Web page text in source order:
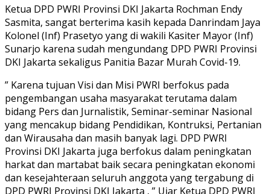
Ketua DPD PWRI Provinsi DKI Jakarta Rochman Endy
Sasmita, sangat berterima kasih kepada Danrindam Jaya
Kolonel (Inf) Prasetyo yang di wakili Kasiter Mayor (Inf)
Sunarjo karena sudah mengundang DPD PWRI Provinsi
DKI Jakarta sekaligus Panitia Bazar Murah Covid-19.
” Karena tujuan Visi dan Misi PWRI berfokus pada
pengembangan usaha masyarakat terutama dalam
bidang Pers dan Jurnalistik, Seminar-seminar Nasional
yang mencakup bidang Pendidikan, Kontruksi, Pertanian
dan Wirausaha dan masih banyak lagi. DPD PWRI
Provinsi DKI Jakarta juga berfokus dalam peningkatan
harkat dan martabat baik secara peningkatan ekonomi
dan kesejahteraan seluruh anggota yang tergabung di
DPD PWRI Provinsi DKI Jakarta , ” Ujar Ketua DPD PWRI